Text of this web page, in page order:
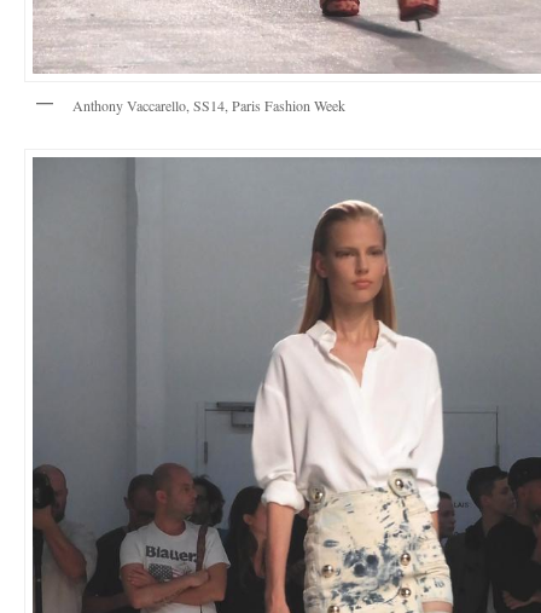
Anthony Vaccarello, SS14, Paris Fashion Week